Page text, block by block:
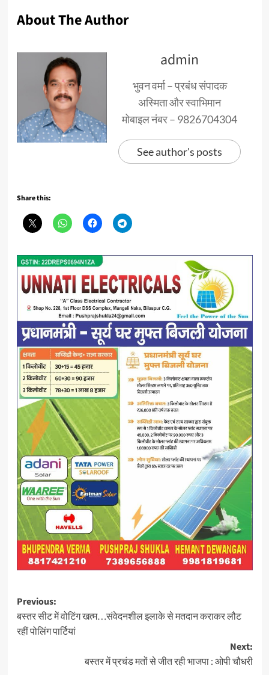
About The Author
admin
भुवन वर्मा – प्रबंध संपादक
अस्मिता और स्वाभिमान
मोबाइल नंबर – 9826704304
See author's posts
Share this:
Post
navigation
Previous:
बस्‍तर सीट में वोटिंग खत्‍म…संवेदनशील इलाके से मतदान कराकर लौट
रहीं पोलिंग पार्टियां
Next:
बस्तर में प्रचंड मतों से जीत रही भाजपा : ओपी चौधरी